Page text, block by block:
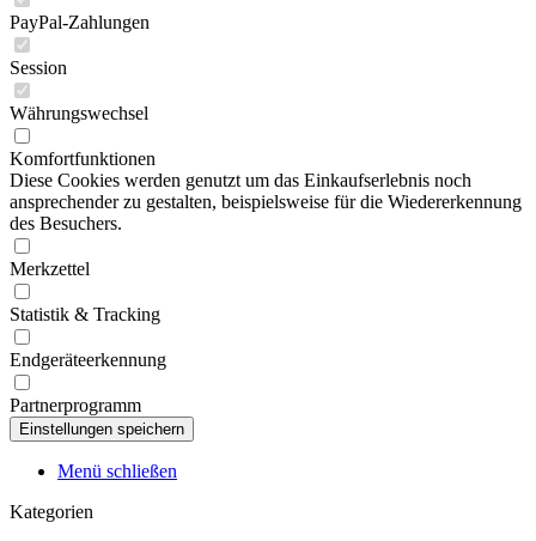
PayPal-Zahlungen
Session
Währungswechsel
Komfortfunktionen
Diese Cookies werden genutzt um das Einkaufserlebnis noch
ansprechender zu gestalten, beispielsweise für die Wiedererkennung
des Besuchers.
Merkzettel
Statistik & Tracking
Endgeräteerkennung
Partnerprogramm
Menü schließen
Kategorien